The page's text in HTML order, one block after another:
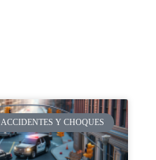
ACCIDENTES Y CHOQUES